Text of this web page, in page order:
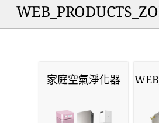
家庭空氣淨化器